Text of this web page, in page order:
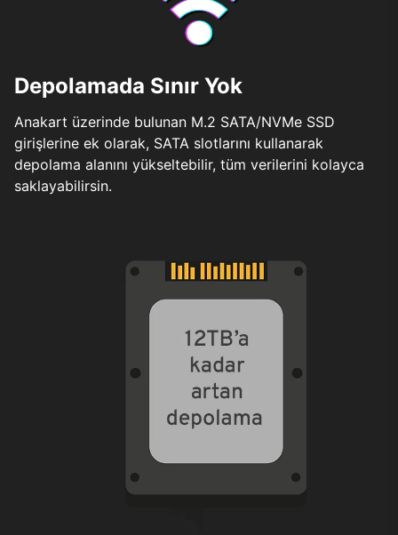
Depolamada Sınır Yok
Anakart üzerinde bulunan M.2 SATA/NVMe SSD
girişlerine ek olarak, SATA slotlarını kullanarak
depolama alanını yükseltebilir, tüm verilerini kolayca
saklayabilirsin.